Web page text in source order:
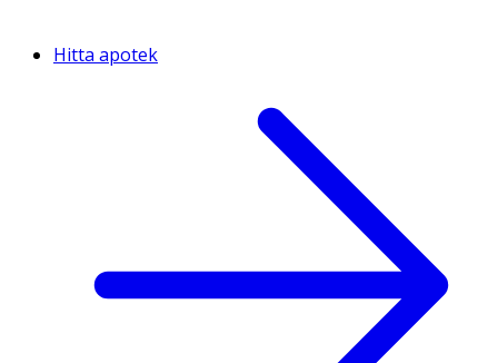
Hitta apotek